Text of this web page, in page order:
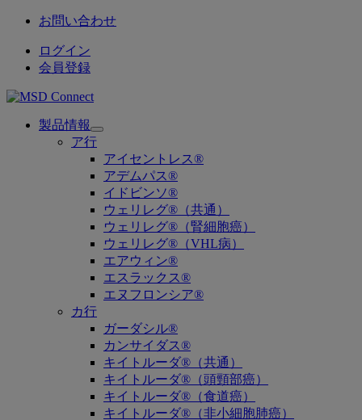
お問い合わせ
ログイン
会員登録
製品情報
Open
submenu
ア行
アイセントレス®
アデムパス®
イドビンソ®
ウェリレグ®（共通）
ウェリレグ®（腎細胞癌）
ウェリレグ®（VHL病）
エアウィン®
エスラックス®
エヌフロンシア®
カ行
ガーダシル®
カンサイダス®
キイトルーダ®（共通）
キイトルーダ®（頭頸部癌）
キイトルーダ®（食道癌）
キイトルーダ®（非小細胞肺癌）